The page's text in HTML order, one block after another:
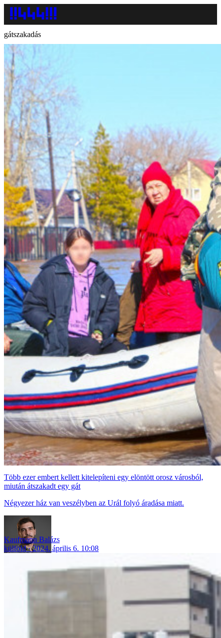
gátszakadás
Több ezer embert kellett kitelepíteni egy elöntött orosz városból,
miután átszakadt egy gát
Négyezer ház van veszélyben az Urál folyó áradása miatt.
Kaufmann Balázs
külföld
2024. április 6. 10:08